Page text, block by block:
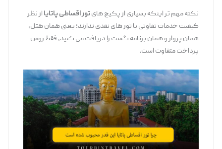
نکته مهم ‌تر اینکه بسیاری از پکیج ‌هایتور اقساطی پاتایااز نظر
کیفیت خدمات تفاوتی با تور های نقدی ندارند؛ یعنی همان هتل،
همان پرواز و همان برنامه گشت را دریافت می ‌کنید، فقط روش
پرداخت متفاوت است.